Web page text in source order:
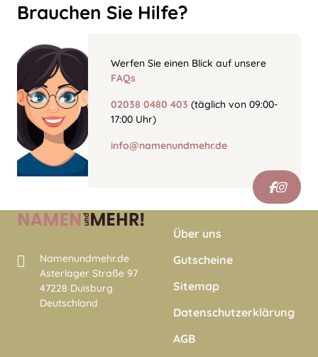
Brauchen Sie Hilfe?
Werfen Sie einen Blick auf unsere
FAQs
02038 0480 403 (täglich von 09:00-
17:00 Uhr)
info@namenundmehr.de
Namenundmehr.de
Asterlager Straße 97
47228 Duisburg
Deutschland
Über uns
Gutscheine
Sitemap
Datenschutzerklärung
AGB